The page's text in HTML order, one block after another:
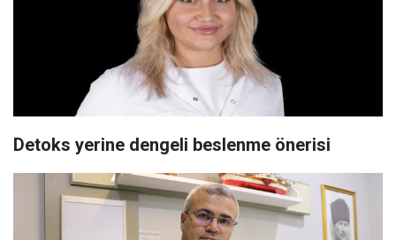
Detoks yerine dengeli beslenme önerisi